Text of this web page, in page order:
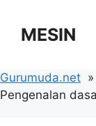
MESIN
Gurumuda.net
Pengenalan